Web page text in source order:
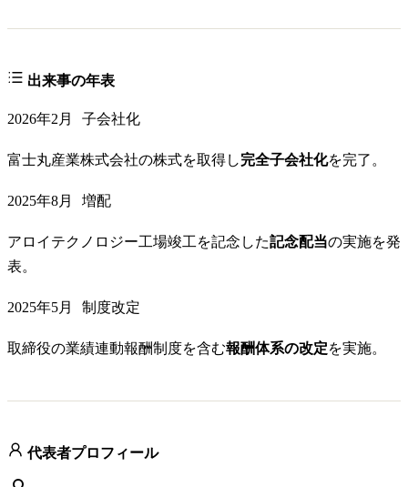
出来事の年表
2026年2月 子会社化
富士丸産業株式会社の株式を取得し完全子会社化を完了。
2025年8月 増配
アロイテクノロジー工場竣工を記念した記念配当の実施を発
表。
2025年5月 制度改定
取締役の業績連動報酬制度を含む報酬体系の改定を実施。
代表者プロフィール